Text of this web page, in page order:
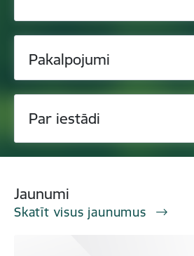
Pakalpojumi
Par iestādi
Jaunumi
Skatīt visus jaunumus